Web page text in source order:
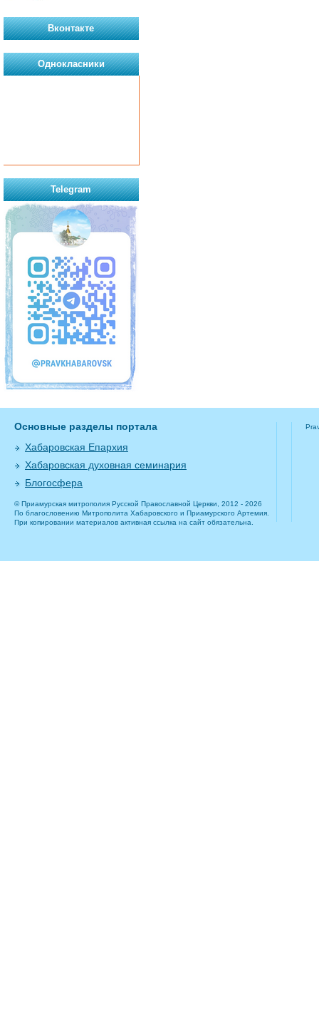
Вконтакте
Однокласники
Telegram
Основные разделы портала
Хабаровская Епархия
Хабаровская духовная семинария
Блогосфера
© Приамурская митрополия Русской Православной Церкви, 2012 - 2026
По благословению Митрополита Хабаровского и Приамурского Артемия.
При копировании материалов активная ссылка на сайт обязательна.